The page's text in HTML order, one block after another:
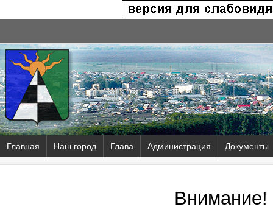
Главная Наш город Глава Администрация Документы
Внимание!